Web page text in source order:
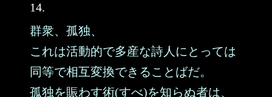
14.
群衆、孤独、
これは活動的で多産な詩人にとっては
同等で相互変換できることばだ。
孤独を賑わす術(すべ)を知らぬ者は、